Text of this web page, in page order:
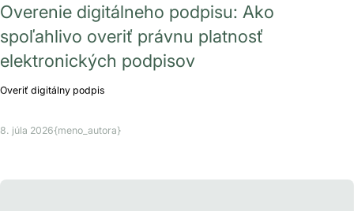
Overenie digitálneho podpisu: Ako
spoľahlivo overiť právnu platnosť
elektronických podpisov
Overiť digitálny podpis
8. júla 2026{meno_autora}